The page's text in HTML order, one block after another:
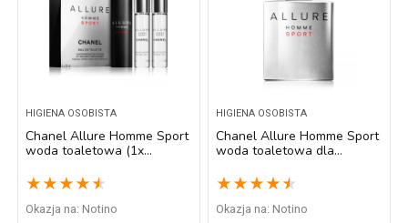
HIGIENA OSOBISTA
Chanel Allure Homme Sport
woda toaletowa (1x
napełnienie) dla mężczyzn 3
x 20 ml
★ ★ ★ ★ ★
Okazja na: Notino
HIGIENA OSOBISTA
Chanel Allure Homme Sport
woda toaletowa dla
★ ★ ★ ★ ★
Okazja na: Notino